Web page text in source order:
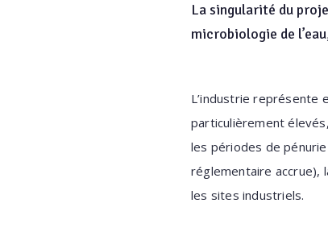
La singularité du
microbiologie de
L’industrie représente
particulièrement
les périodes de
réglementaire accrue),
les sites industriels.